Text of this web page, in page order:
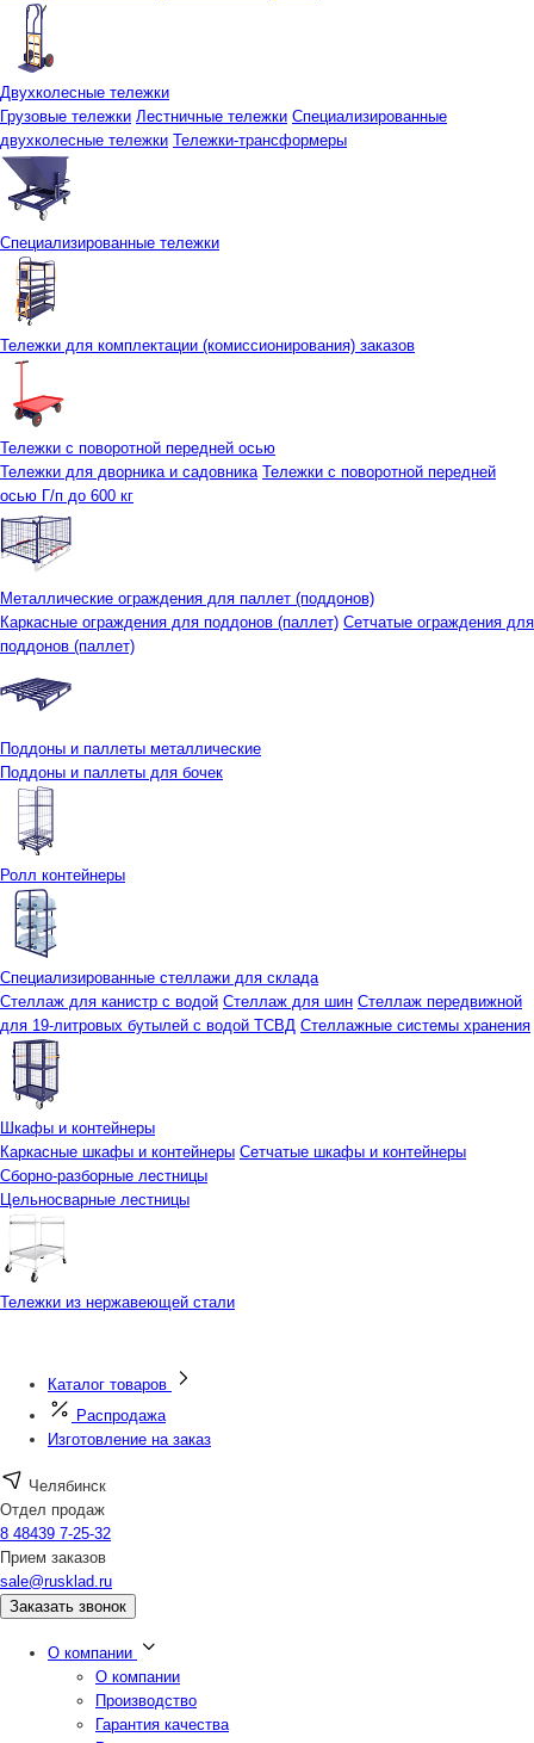
Двухколесные тележки
Грузовые тележки Лестничные тележки Специализированные
двухколесные тележки Тележки-трансформеры
Специализированные тележки
Тележки для комплектации (комиссионирования) заказов
Тележки с поворотной передней осью
Тележки для дворника и садовника Тележки с поворотной передней
осью Г/п до 600 кг
Металлические ограждения для паллет (поддонов)
Каркасные ограждения для поддонов (паллет) Сетчатые ограждения для
поддонов (паллет)
Поддоны и паллеты металлические
Поддоны и паллеты для бочек
Ролл контейнеры
Специализированные стеллажи для склада
Стеллаж для канистр с водой Стеллаж для шин Стеллаж передвижной
для 19-литровых бутылей с водой ТСВД Стеллажные системы хранения
Шкафы и контейнеры
Каркасные шкафы и контейнеры Сетчатые шкафы и контейнеры
Сборно-разборные лестницы
Цельносварные лестницы
Тележки из нержавеющей стали
Каталог товаров
Распродажа
Изготовление на заказ
Челябинск
Отдел продаж
8 48439 7-25-32
Прием заказов
sale@rusklad.ru
Заказать звонок
О компании
О компании
Производство
Гарантия качества